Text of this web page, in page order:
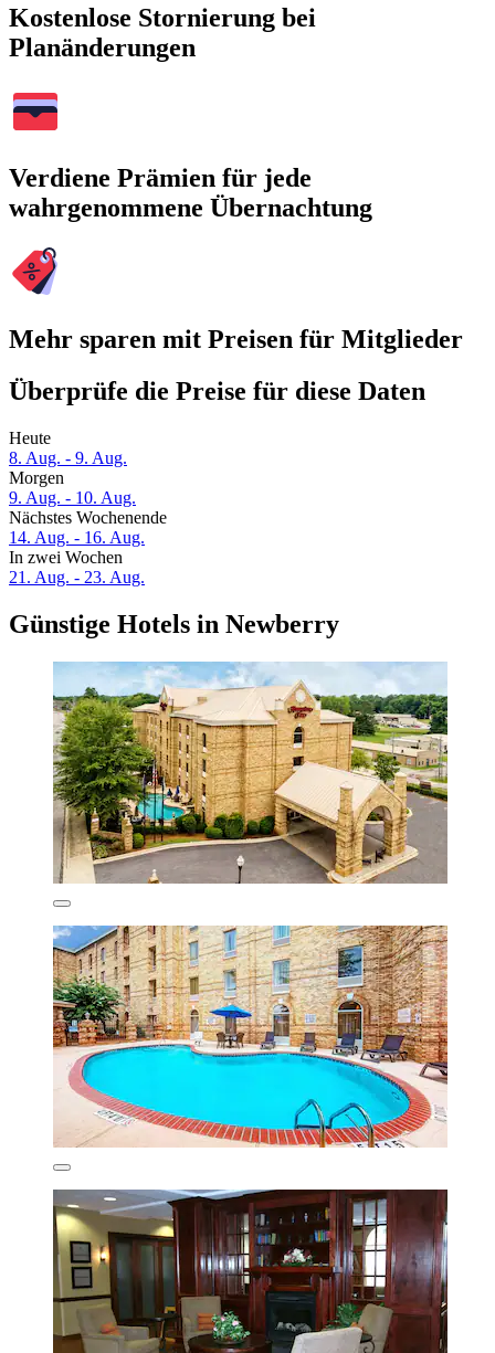
Kostenlose Stornierung bei
Planänderungen
Verdiene Prämien für jede
wahrgenommene Übernachtung
Mehr sparen mit Preisen für Mitglieder
Überprüfe die Preise für diese Daten
Heute
8. Aug. - 9. Aug.
Morgen
9. Aug. - 10. Aug.
Nächstes Wochenende
14. Aug. - 16. Aug.
In zwei Wochen
21. Aug. - 23. Aug.
Günstige Hotels in Newberry